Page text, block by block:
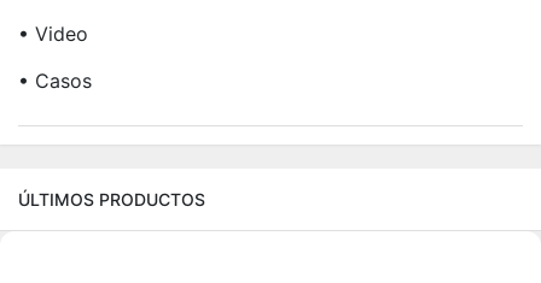
• Video
• Casos
ÚLTIMOS PRODUCTOS